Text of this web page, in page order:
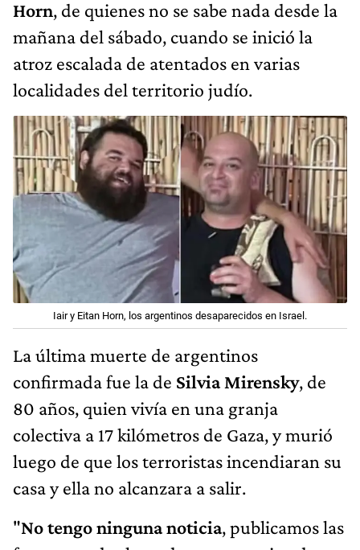
Horn, de quienes no se sabe nada desde la
mañana del sábado, cuando se inició la
atroz escalada de atentados en varias
localidades del territorio judío.
Iair y Eitan Horn, los argentinos desaparecidos en Israel.
La última muerte de argentinos
confirmada fue la de Silvia Mirensky, de
80 años, quien vivía en una granja
colectiva a 17 kilómetros de Gaza, y murió
luego de que los terroristas incendiaran su
casa y ella no alcanzara a salir.
"No tengo ninguna noticia, publicamos las